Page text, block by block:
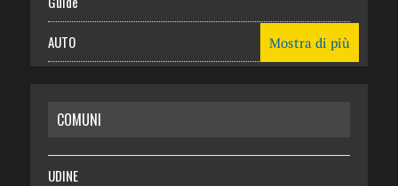
AUTO
RISPARMIO
SALUTE
Mostra di più
COMUNI
UDINE